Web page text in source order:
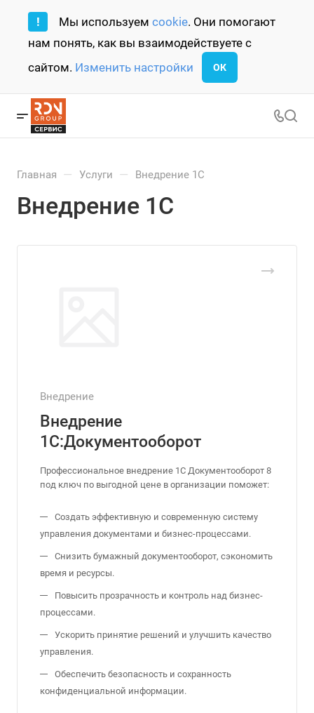
! Мы используем cookie. Они помогают
нам понять, как вы взаимодействуете с
сайтом. Изменить настройки ОК
Главная — Услуги — Внедрение 1С
Внедрение 1С
Внедрение
Внедрение
1С:Документооборот
Профессиональное внедрение 1С Документооборот 8
под ключ по выгодной цене в организации поможет:
Создать эффективную и современную систему
управления документами и бизнес-процессами.
Снизить бумажный документооборот, сэкономить
время и ресурсы.
Повысить прозрачность и контроль над бизнес-
процессами.
Ускорить принятие решений и улучшить качество
управления.
Обеспечить безопасность и сохранность
конфиденциальной информации.